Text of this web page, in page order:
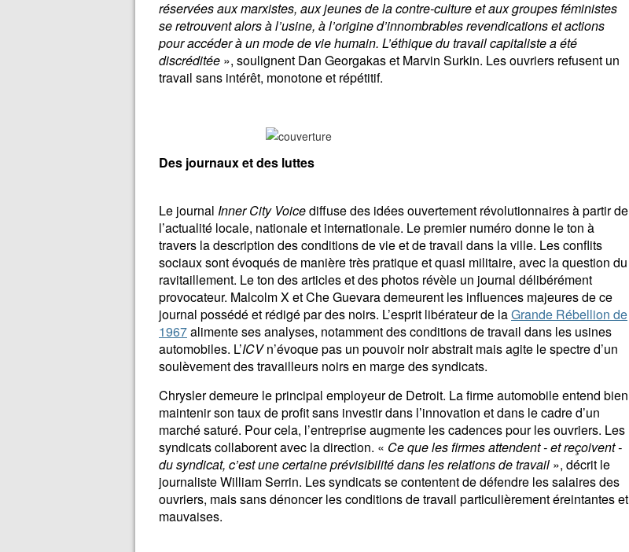
réservées aux marxistes, aux jeunes de la contre-culture et aux groupes féministes
se retrouvent alors à l’usine, à l’origine d’innombrables revendications et actions
pour accéder à un mode de vie humain. L’éthique du travail capitaliste a été
discréditée », soulignent Dan Georgakas et Marvin Surkin. Les ouvriers refusent un
travail sans intérêt, monotone et répétitif.
Des journaux et des luttes
Le journal Inner City Voicediffuse des idées ouvertement révolutionnaires à partir de
l’actualité locale, nationale et internationale. Le premier numéro donne le ton à
travers la description des conditions de vie et de travail dans la ville. Les conflits
sociaux sont évoqués de manière très pratique et quasi militaire, avec la question du
ravitaillement. Le ton des articles et des photos révèle un journal délibérément
provocateur. Malcolm X et Che Guevara demeurent les influences majeures de ce
journal possédé et rédigé par des noirs. L’esprit libérateur de laGrande Rébellion de
1967alimente ses analyses, notamment des conditions de travail dans les usines
automobiles. L’ICVn’évoque pas un pouvoir noir abstrait mais agite le spectre d’un
soulèvement des travailleurs noirs en marge des syndicats.
Chrysler demeure le principal employeur de Detroit. La firme automobile entend bien
maintenir son taux de profit sans investir dans l’innovation et dans le cadre d’un
marché saturé. Pour cela, l’entreprise augmente les cadences pour les ouvriers. Les
syndicats collaborent avec la direction. « Ce que les firmes attendent - et reçoivent -
du syndicat, c’est une certaine prévisibilité dans les relations de travail », décrit le
journaliste William Serrin. Les syndicats se contentent de défendre les salaires des
ouvriers, mais sans dénoncer les conditions de travail particulièrement éreintantes et
mauvaises.